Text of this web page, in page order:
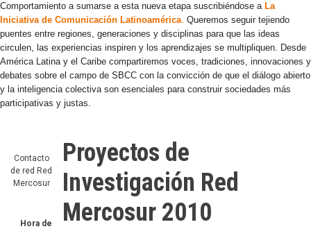
Comportamiento a sumarse a esta nueva etapa suscribiéndose a La
Iniciativa de Comunicación Latinoamérica. Queremos seguir tejiendo
puentes entre regiones, generaciones y disciplinas para que las ideas
circulen, las experiencias inspiren y los aprendizajes se multipliquen. Desde
América Latina y el Caribe compartiremos voces, tradiciones, innovaciones y
debates sobre el campo de SBCC con la convicción de que el diálogo abierto
y la inteligencia colectiva son esenciales para construir sociedades más
participativas y justas.
Contacto
de red Red
Mercosur
Hora de
Proyectos de
Investigación Red
Mercosur 2010